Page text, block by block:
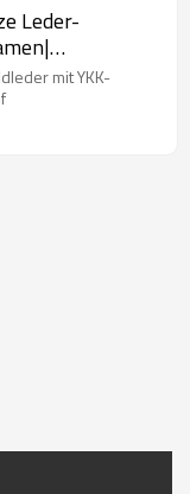
Leder-
Bikerjacken
mit YKK-